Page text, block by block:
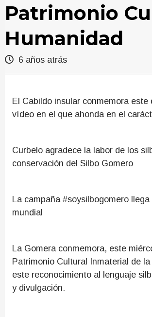
Patrimonio
Humanidad
6 años atrás
El Cabildo insular conmemora
vídeo en el que ahonda en el
Curbelo agradece la labor de los
conservación del Silbo Gomero
La campaña #soysilbogomero
mundial
La Gomera conmemora, este
Patrimonio Cultural Inmaterial de
este reconocimiento al lenguaje
y divulgación.